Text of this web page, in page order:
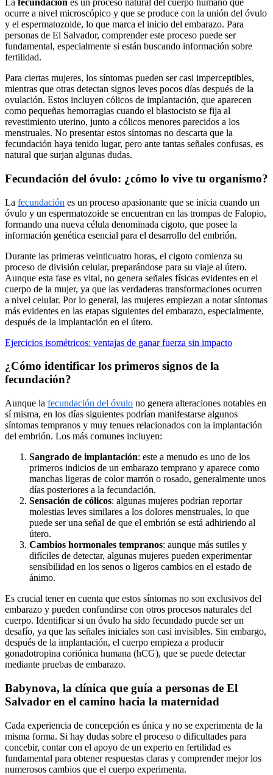
La fecundación es un proceso natural del cuerpo humano que
ocurre a nivel microscópico y que se produce con la unión del óvulo
y el espermatozoide, lo que marca el inicio del embarazo. Para
personas de El Salvador, comprender este proceso puede ser
fundamental, especialmente si están buscando información sobre
fertilidad.
Para ciertas mujeres, los síntomas pueden ser casi imperceptibles,
mientras que otras detectan signos leves pocos días después de la
ovulación. Estos incluyen cólicos de implantación, que aparecen
como pequeñas hemorragias cuando el blastocisto se fija al
revestimiento uterino, junto a cólicos menores parecidos a los
menstruales. No presentar estos síntomas no descarta que la
fecundación haya tenido lugar, pero ante tantas señales confusas, es
natural que surjan algunas dudas.
Fecundación del óvulo: ¿cómo lo vive tu organismo?
La fecundación es un proceso apasionante que se inicia cuando un
óvulo y un espermatozoide se encuentran en las trompas de Falopio,
formando una nueva célula denominada cigoto, que posee la
información genética esencial para el desarrollo del embrión.
Durante las primeras veinticuatro horas, el cigoto comienza su
proceso de división celular, preparándose para su viaje al útero.
Aunque esta fase es vital, no genera señales físicas evidentes en el
cuerpo de la mujer, ya que las verdaderas transformaciones ocurren
a nivel celular. Por lo general, las mujeres empiezan a notar síntomas
más evidentes en las etapas siguientes del embarazo, especialmente,
después de la implantación en el útero.
Ejercicios isométricos: ventajas de ganar fuerza sin impacto
¿Cómo identificar los primeros signos de la
fecundación?
Aunque la fecundación del óvulo no genera alteraciones notables en
sí misma, en los días siguientes podrían manifestarse algunos
síntomas tempranos y muy tenues relacionados con la implantación
del embrión. Los más comunes incluyen:
Sangrado de implantación: este a menudo es uno de los
primeros indicios de un embarazo temprano y aparece como
manchas ligeras de color marrón o rosado, generalmente unos
días posteriores a la fecundación.
Sensación de cólicos: algunas mujeres podrían reportar
molestias leves similares a los dolores menstruales, lo que
puede ser una señal de que el embrión se está adhiriendo al
útero.
Cambios hormonales tempranos: aunque más sutiles y
difíciles de detectar, algunas mujeres pueden experimentar
sensibilidad en los senos o ligeros cambios en el estado de
ánimo.
Es crucial tener en cuenta que estos síntomas no son exclusivos del
embarazo y pueden confundirse con otros procesos naturales del
cuerpo. Identificar si un óvulo ha sido fecundado puede ser un
desafío, ya que las señales iniciales son casi invisibles. Sin embargo,
después de la implantación, el cuerpo empieza a producir
gonadotropina coriónica humana (hCG), que se puede detectar
mediante pruebas de embarazo.
Babynova, la clínica que guía a personas de El
Salvador en el camino hacia la maternidad
Cada experiencia de concepción es única y no se experimenta de la
misma forma. Si hay dudas sobre el proceso o dificultades para
concebir, contar con el apoyo de un experto en fertilidad es
fundamental para obtener respuestas claras y comprender mejor los
numerosos cambios que el cuerpo experimenta.